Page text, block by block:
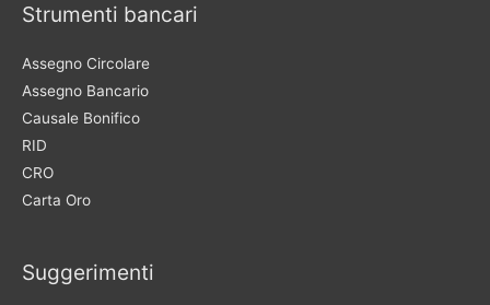
Strumenti bancari
Assegno Circolare
Assegno Bancario
Causale Bonifico
RID
CRO
Carta Oro
Suggerimenti